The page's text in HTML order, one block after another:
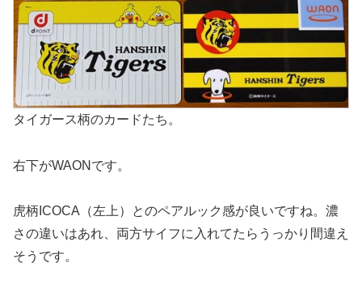
タイガース柄のカードたち。
右下がWAONです。
虎柄ICOCA（左上）とのペアルック感が良いですね。濃
さの違いはあれ、両方サイフに入れてたらうっかり間違え
そうです。